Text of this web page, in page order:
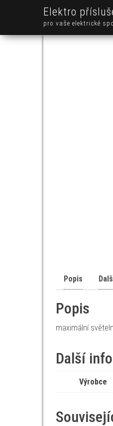
Elektro
pro vaše elektrické
Popis
Popis
maximální
Další
Výrobce